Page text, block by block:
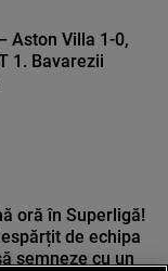
Aston Villa 1-0,
1. Bavarezii
oră în Superligă!
de echipa
semneze cu un